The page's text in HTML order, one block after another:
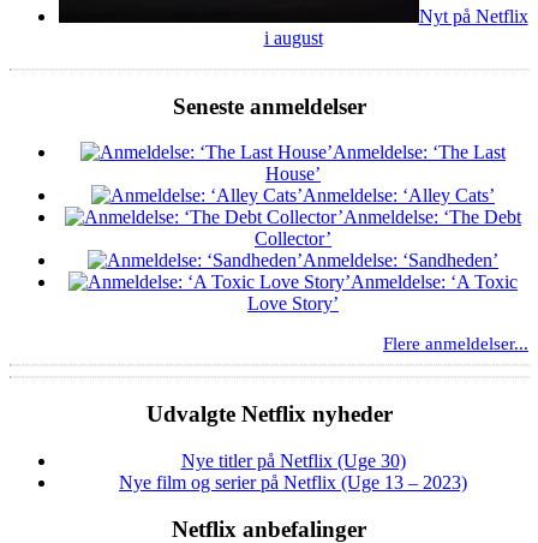
Nyt på Netflix
i august
Seneste anmeldelser
Anmeldelse: ‘The Last
House’
Anmeldelse: ‘Alley Cats’
Anmeldelse: ‘The Debt
Collector’
Anmeldelse: ‘Sandheden’
Anmeldelse: ‘A Toxic
Love Story’
Flere anmeldelser...
Udvalgte Netflix nyheder
Nye titler på Netflix (Uge 30)
Nye film og serier på Netflix (Uge 13 – 2023)
Netflix anbefalinger